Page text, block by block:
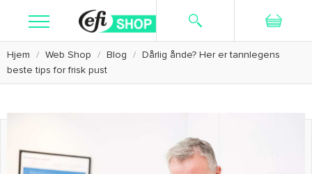
Ny bruger Log ind
Barbering
Søg
Hjem Web Shop Blog
Dårlig ånde? Her er tannlegens
beste tips for frisk pust